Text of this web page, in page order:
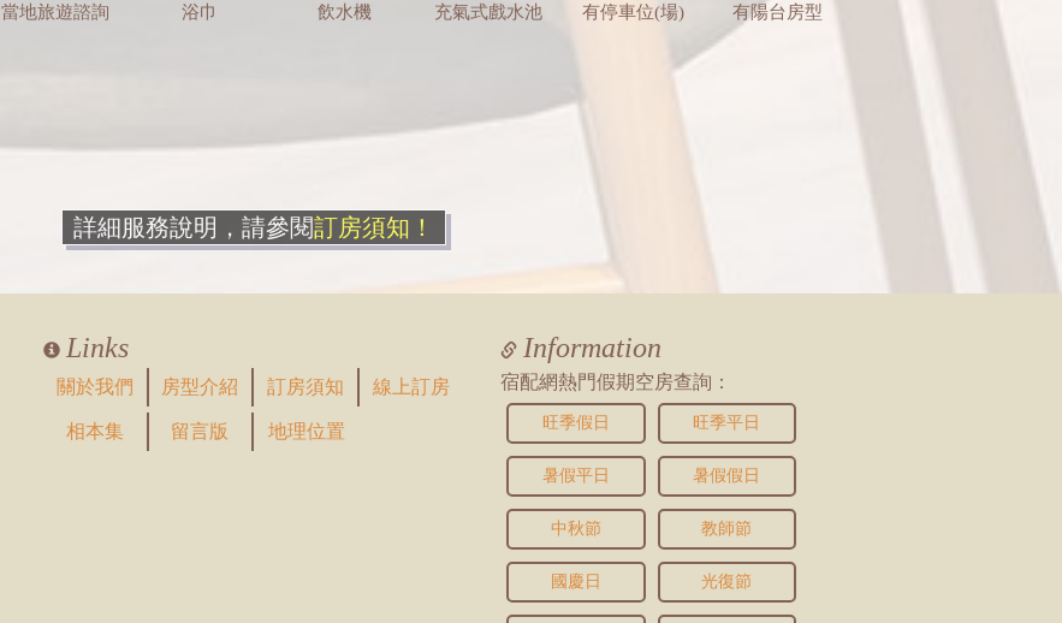
當地旅遊諮詢 浴巾 飲水機 充氣式戲水池 有停車位(場) 有陽台房型
詳細服務說明，請參閱訂房須知！
Links
關於我們 房型介紹 訂房須知 線上訂房
相本集 留言版 地理位置
Information
宿配網熱門假期空房查詢：
旺季假日 旺季平日
暑假平日 暑假假日
中秋節 教師節
國慶日 光復節